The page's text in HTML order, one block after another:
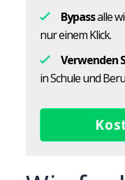
Bypassalle
nur einem Klick.
Verwenden
in Schule und